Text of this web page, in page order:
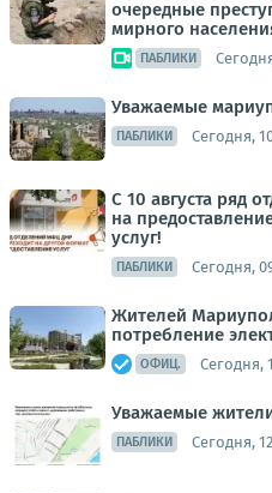
очередные
мирного
ПАБЛИКИ
Уважаемые
ПАБЛИКИ Сегодня,
С 10 августа ряд
на
услуг!
ПАБЛИКИ Сегодня,
Жителей
потребление
ОФИЦ. Сегодня,
Уважаемые
ПАБЛИКИ Сегодня,